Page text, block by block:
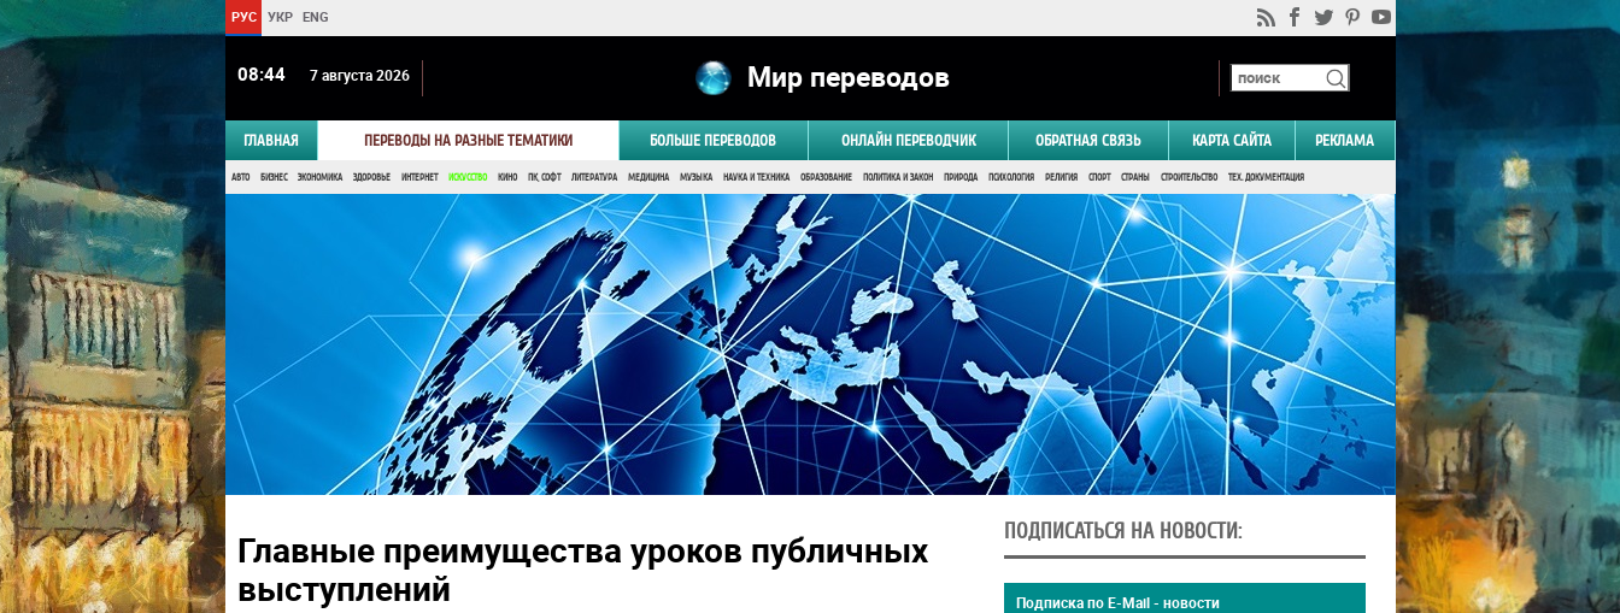
РУС УКР ENG
08:44 7 августа 2026 Мир переводов
ГЛАВНАЯ ПЕРЕВОДЫ НА РАЗНЫЕ ТЕМАТИКИ БОЛЬШЕ ПЕРЕВОДОВ ОНЛАЙН ПЕРЕВОДЧИК ОБРАТНАЯ СВЯЗЬ КАРТА САЙТА РЕКЛАМА
АВТО БИЗНЕС ЭКОНОМИКА ЗДОРОВЬЕ ИНТЕРНЕТ ИСКУССТВО КИНО ПК, СОФТ ЛИТЕРАТУРА МЕДИЦИНА МУЗЫКА НАУКА И ТЕХНИКА ОБРАЗОВАНИЕ ПОЛИТИКА И ЗАКОН ПРИРОДА ПСИХОЛОГИЯ РЕЛИГИЯ СПОРТ СТРАНЫ СТРОИТЕЛЬСТВО ТЕХ. ДОКУМЕНТАЦИЯ
Главные преимущества уроков публичных
выступлений
ПОДПИСАТЬСЯ НА НОВОСТИ:
Подписка по E-Mail - новости